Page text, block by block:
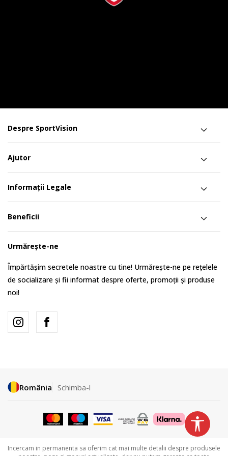
Despre SportVision
Ajutor
Informații Legale
Beneficii
Urmărește-ne
Împărtășim secretele noastre cu tine! Urmărește-ne pe rețelele
de socializare și fii informat despre oferte, promoții și produse
noi!
România Schimba-l
Incercam in permanenta sa oferim cat mai multe detalii despre produsele